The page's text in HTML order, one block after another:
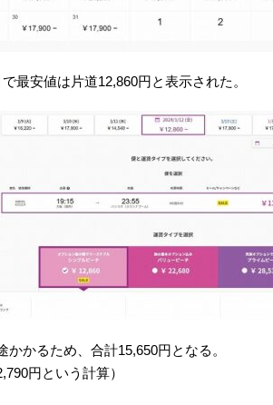
最安値は片道12,860円と表示された。
かかるため、合計15,650円となる。
円という計算）